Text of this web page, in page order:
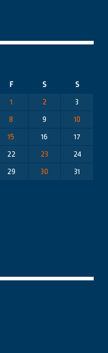
F S
S
1
2
3
8 9
10
15 16
17
22 23
24
29 30 31